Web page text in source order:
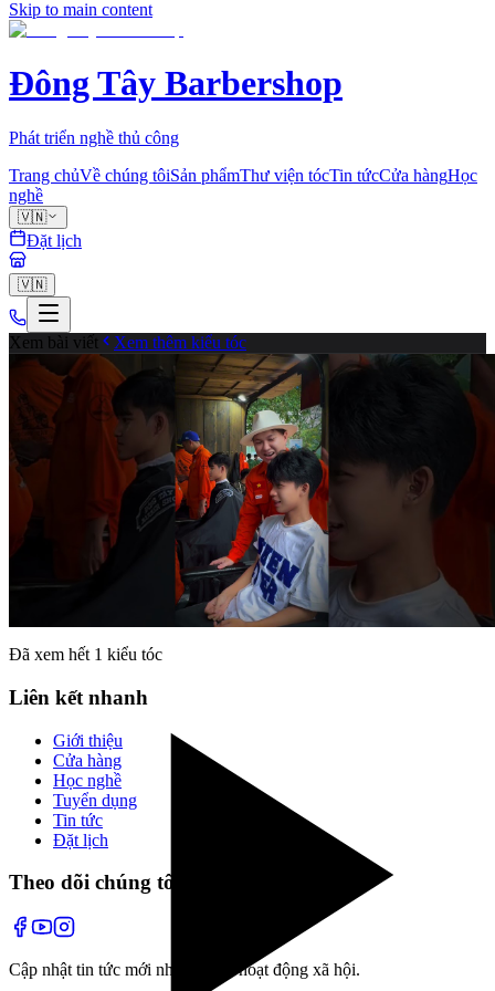
Skip to main content
Đông Tây Barbershop
Phát triển nghề thủ công
Trang chủVề chúng tôiSản phẩmThư viện tócTin tứcCửa hàngHọc
nghề
🇻🇳
Đặt lịch
🇻🇳
Xem bài viết
Xem thêm kiểu tóc
fade
Chia sẻ
Những khoảnh khắc đáng nhớ tại hoạt động cắt tóc
tại Trường Công Thương, TP.HCM
Những khoảnh khắc đáng nhớ tại hoạt động cắt tóc tại Trường
Công Thương, TP.HCM
Đã xem hết 1 kiểu tóc
Liên kết nhanh
Giới thiệu
Cửa hàng
Học nghề
Tuyển dụng
Tin tức
Đặt lịch
Theo dõi chúng tôi
Cập nhật tin tức mới nhất và các hoạt động xã hội.